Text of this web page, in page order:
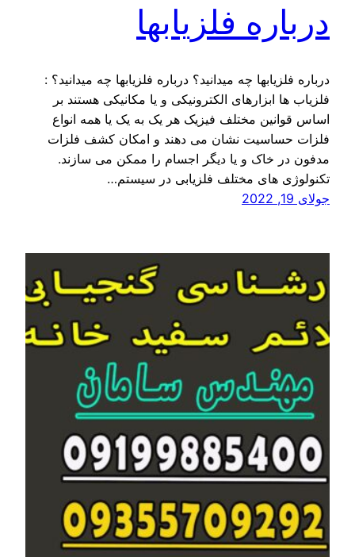
درباره فلزیابها
درباره فلزیابها چه میدانید؟ درباره فلزیابها چه میدانید؟ :
فلزیاب ها ابزارهای الکترونیکی و یا مکانیکی هستند بر
اساس قوانین مختلف فیزیک هر یک به یک یا همه انواع
فلزات حساسیت نشان می دهند و امکان کشف فلزات
مدفون در خاک و یا دیگر اجسام را ممکن می سازند.
تکنولوژی های مختلف فلزیابی در سیستم…
جولای 19, 2022